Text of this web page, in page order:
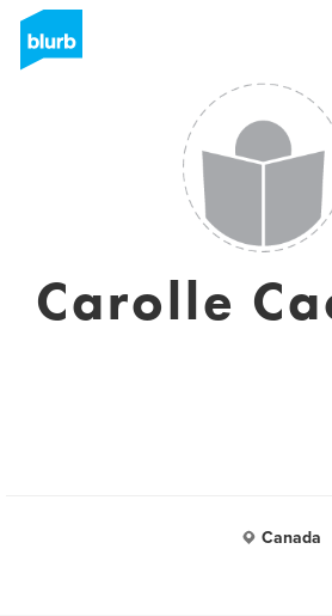
Carolle
Canada